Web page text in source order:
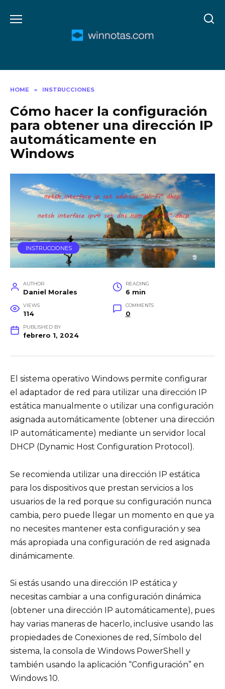
HOME » INSTRUCCIONES
Cómo hacer la configuración
para obtener una dirección IP
automáticamente en
Windows
INSTRUCCIONES
AUTHOR
Daniel Morales
READING
6 min
VIEWS
114
COMMENTS
0
PUBLISHED BY
febrero 1, 2024
El sistema operativo Windows permite configurar
el adaptador de red para utilizar una dirección IP
estática manualmente o utilizar una configuración
asignada automáticamente (obtener una dirección
IP automáticamente) mediante un servidor local
DHCP (Dynamic Host Configuration Protocol).
Se recomienda utilizar una dirección IP estática
para los dispositivos que prestan servicios a los
usuarios de la red porque su configuración nunca
cambia, pero puede llegar un momento en que ya
no necesites mantener esta configuración y sea
más apropiada una configuración de red asignada
dinámicamente.
Si estás usando una dirección IP estática y
necesitas cambiar a una configuración dinámica
(obtener una dirección IP automáticamente), pues
hay varias maneras de hacerlo, inclusive usando las
propiedades de Conexiones de red, Símbolo del
sistema, la consola de Windows PowerShell y
también usando la aplicación “Configuración” en
Windows 10.